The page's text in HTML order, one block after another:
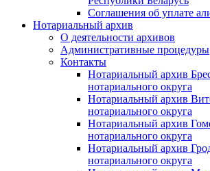
Соглашения об уплате
Нотариальный архив
О деятельности архивов
Административные процедуры
Контакты
Нотариальный архив
нотариального округа
Нотариальный архив
нотариального округа
Нотариальный архив
нотариального округа
Нотариальный архив
нотариального округа